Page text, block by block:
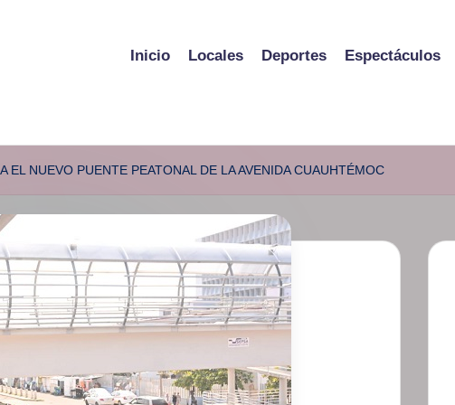
Inicio Locales Deportes Espectáculos
EL NUEVO PUENTE PEATONAL DE LA AVENIDA CUAUHTÉMOC